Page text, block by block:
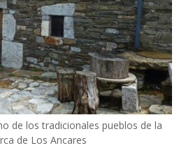
de los tradicionales pueblos de la
de Los Ancares